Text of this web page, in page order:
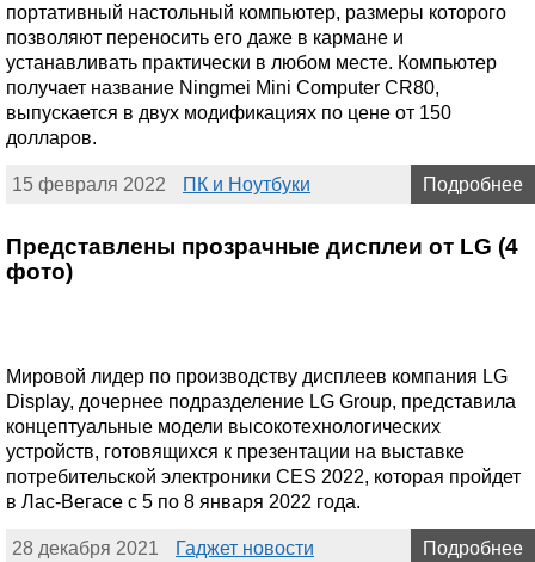
портативный настольный компьютер, размеры которого
позволяют переносить его даже в кармане и
устанавливать практически в любом месте. Компьютер
получает название Ningmei Mini Computer CR80,
выпускается в двух модификациях по цене от 150
долларов.
15 февраля 2022 ПК и Ноутбуки Подробнее
Представлены прозрачные дисплеи от LG (4
фото)
Мировой лидер по производству дисплеев компания LG
Display, дочернее подразделение LG Group, представила
концептуальные модели высокотехнологических
устройств, готовящихся к презентации на выставке
потребительской электроники CES 2022, которая пройдет
в Лас-Вегасе с 5 по 8 января 2022 года.
28 декабря 2021 Гаджет новости Подробнее